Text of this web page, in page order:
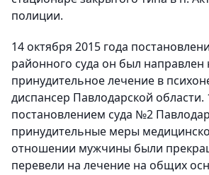
полиции.
14 октября 2015 года
районного суда он был
принудительное лечение в
диспансер Павлодарской области.
постановлением суда №2
принудительные меры
отношении мужчины были
перевели на лечение на общих